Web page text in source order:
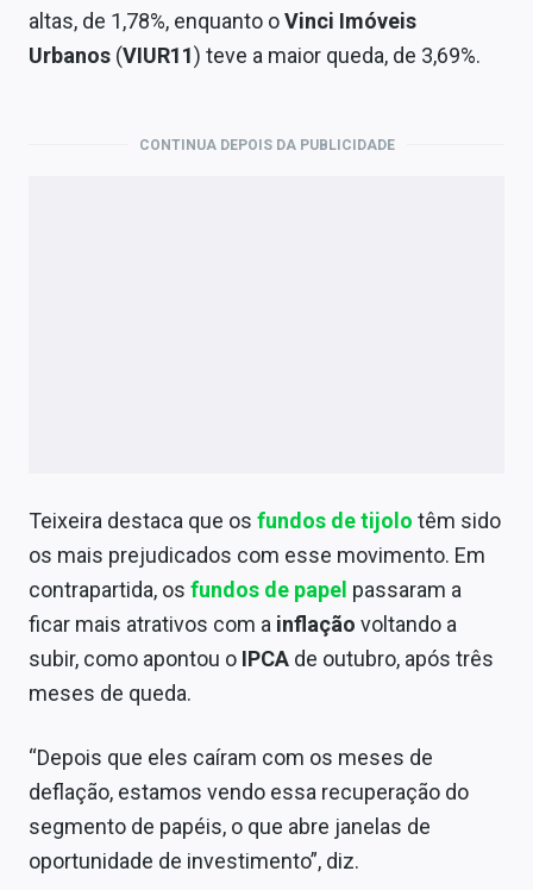
altas, de 1,78%, enquanto oVinci Imóveis
Urbanos (VIUR11) teve a maior queda, de 3,69%.
CONTINUA DEPOIS DA PUBLICIDADE
Teixeira destaca que os fundos de tijolo têm sido
os mais prejudicados com esse movimento. Em
contrapartida, os fundos de papel passaram a
ficar mais atrativos com a inflação voltando a
subir, como apontou o IPCA de outubro, após três
meses de queda.
“Depois que eles caíram com os meses de
deflação, estamos vendo essa recuperação do
segmento de papéis, o que abre janelas de
oportunidade de investimento”, diz.